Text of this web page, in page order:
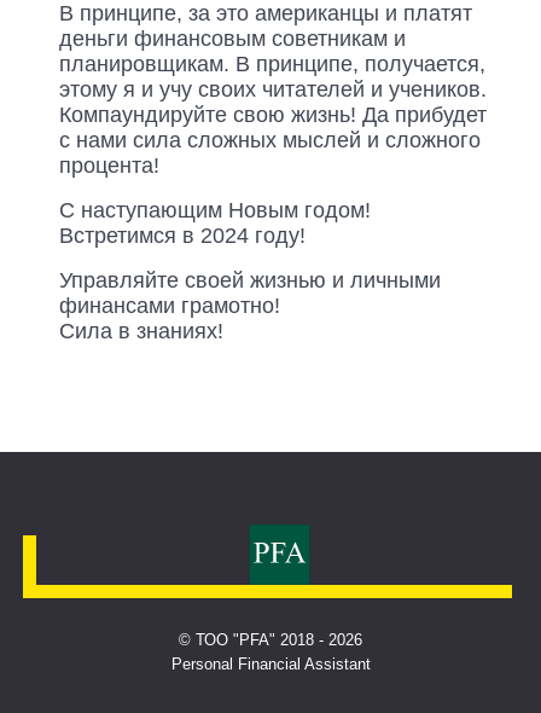
В принципе, за это американцы и платят
деньги финансовым советникам и
планировщикам. В принципе, получается,
этому я и учу своих читателей и учеников.
Компаундируйте свою жизнь! Да прибудет
с нами сила сложных мыслей и сложного
процента!
С наступающим Новым годом!
Встретимся в 2024 году!
Управляйте своей жизнью и личными
финансами грамотно!
Сила в знаниях!
© ТОО "PFA" 2018 - 2026
Personal Financial Assistant